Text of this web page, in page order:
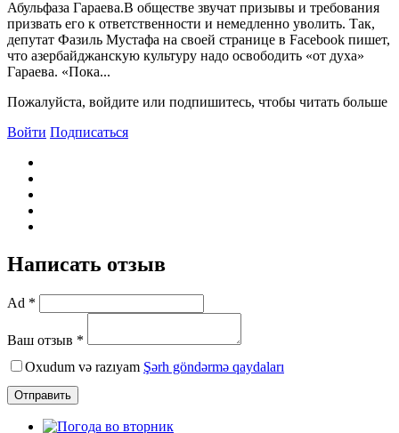
Абульфаза Гараева.В обществе звучат призывы и требования
призвать его к ответственности и немедленно уволить. Так,
депутат Фазиль Мустафа на своей странице в Facebook пишет,
что азербайджанскую культуру надо освободить «от духа»
Гараева. «Пока...
Пожалуйста, войдите или подпишитесь, чтобы читать больше
Войти Подписаться
Написать отзыв
Ad *
Ваш отзыв *
Oxudum və razıyam Şərh göndərmə qaydaları
Отправить